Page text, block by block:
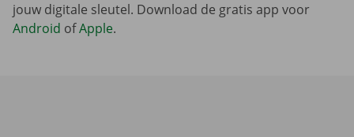
jouw digitale sleutel. Download de gratis app voor
Android ofApple.